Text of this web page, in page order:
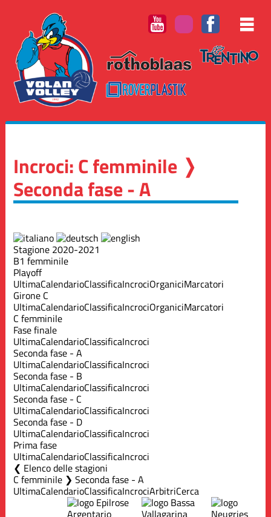
Incroci: C femminile ❭
Seconda fase - A
Stagione 2020-2021
B1 femminile
Playoff
UltimaCalendarioClassificaIncrociOrganiciMarcatori
Girone C
UltimaCalendarioClassificaIncrociOrganiciMarcatori
C femminile
Fase finale
UltimaCalendarioClassificaIncroci
Seconda fase - A
UltimaCalendarioClassificaIncroci
Seconda fase - B
UltimaCalendarioClassificaIncroci
Seconda fase - C
UltimaCalendarioClassificaIncroci
Seconda fase - D
UltimaCalendarioClassificaIncroci
Prima fase
UltimaCalendarioClassificaIncroci
Elenco delle stagioni
C femminile ❯ Seconda fase - A
UltimaCalendarioClassificaIncrociArbitriCerca